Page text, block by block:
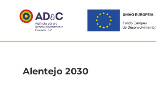
Alentejo 2030